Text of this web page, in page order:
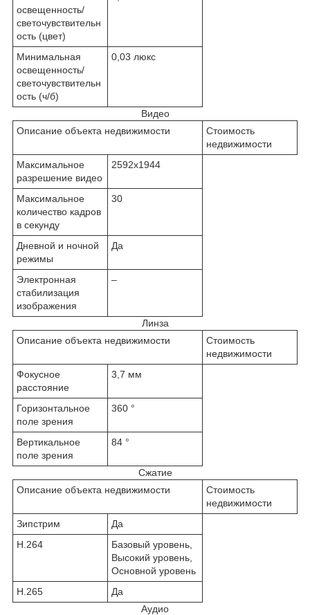
освещенность/
светочувствительн
ость (цвет)
Минимальная
освещенность/
светочувствительн
ость (ч/б)
0,03 люкс
Видео
Описание объекта недвижимости
Стоимость
недвижимости
Максимальное
разрешение видео
2592x1944
Максимальное
количество кадров
в секунду
30
Дневной и ночной
режимы
Да
Электронная
стабилизация
изображения
–
Линза
Описание объекта недвижимости
Стоимость
недвижимости
Фокусное
расстояние
3,7 мм
Горизонтальное
поле зрения
360 °
Вертикальное
поле зрения
84 °
Сжатие
Описание объекта недвижимости
Стоимость
недвижимости
Зипстрим
Да
H.264
Базовый уровень,
Высокий уровень,
Основной уровень
H.265
Да
Аудио